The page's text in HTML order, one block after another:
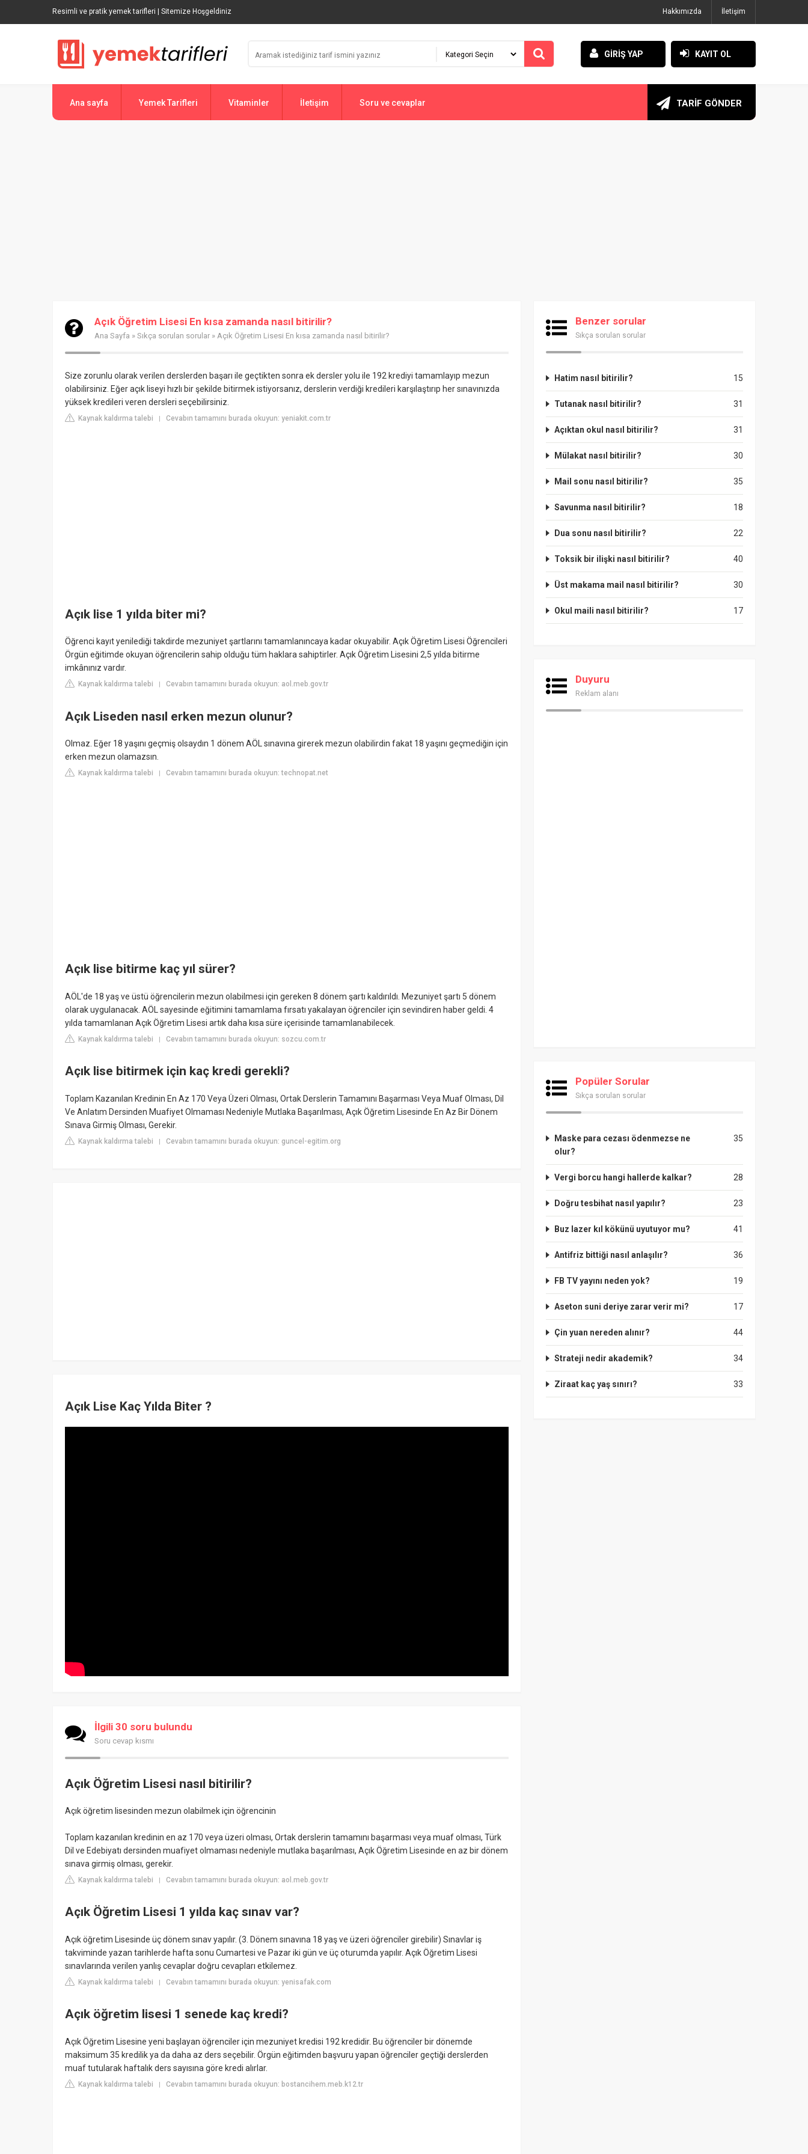
Resimli ve pratik yemek tarifleri | Sitemize Hoşgeldiniz Hakkımızda İletişim
GİRİŞ YAP KAYIT OL
Ana sayfa Yemek Tarifleri Vitaminler İletişim Soru ve cevaplar TARİF GÖNDER
Açık Öğretim Lisesi En kısa zamanda nasıl bitirilir?
Ana Sayfa » Sıkça sorulan sorular » Açık Öğretim Lisesi En kısa zamanda nasıl bitirilir?
Size zorunlu olarak verilen derslerden başarı ile geçtikten sonra ek dersler yolu ile 192 krediyi tamamlayıp mezun
olabilirsiniz. Eğer açık liseyi hızlı bir şekilde bitirmek istiyorsanız, derslerin verdiği kredileri karşılaştırıp her sınavınızda
yüksek kredileri veren dersleri seçebilirsiniz.
Kaynak kaldırma talebi | Cevabın tamamını burada okuyun: yeniakit.com.tr
Açık lise 1 yılda biter mi?
Öğrenci kayıt yenilediği takdirde mezuniyet şartlarını tamamlanıncaya kadar okuyabilir. Açık Öğretim Lisesi Öğrencileri
Örgün eğitimde okuyan öğrencilerin sahip olduğu tüm haklara sahiptirler. Açık Öğretim Lisesini 2,5 yılda bitirme
imkânınız vardır.
Kaynak kaldırma talebi Cevabın tamamını burada okuyun: aol.meb.gov.tr
Açık Liseden nasıl erken mezun olunur?
Olmaz. Eğer 18 yaşını geçmiş olsaydın 1 dönem AÖL sınavına girerek mezun olabilirdin fakat 18 yaşını geçmediğin için
erken mezun olamazsın.
Kaynak kaldırma talebi Cevabın tamamını burada okuyun: technopat.net
Açık lise bitirme kaç yıl sürer?
AÖL'de 18 yaş ve üstü öğrencilerin mezun olabilmesi için gereken 8 dönem şartı kaldırıldı. Mezuniyet şartı 5 dönem
olarak uygulanacak. AÖL sayesinde eğitimini tamamlama fırsatı yakalayan öğrenciler için sevindiren haber geldi. 4
yılda tamamlanan Açık Öğretim Lisesi artık daha kısa süre içerisinde tamamlanabilecek.
Kaynak kaldırma talebi | Cevabın tamamını burada okuyun: sozcu.com.tr
Açık lise bitirmek için kaç kredi gerekli?
Toplam Kazanılan Kredinin En Az 170 Veya Üzeri Olması, Ortak Derslerin Tamamını Başarması Veya Muaf Olması, Dil
Ve Anlatım Dersinden Muafiyet Olmaması Nedeniyle Mutlaka Başarılması, Açık Öğretim Lisesinde En Az Bir Dönem
Sınava Girmiş Olması, Gerekir.
Kaynak kaldırma talebi | Cevabın tamamını burada okuyun: guncel-egitim.org
Açık Lise Kaç Yılda Biter ?
İlgili 30 soru bulundu
Soru cevap kısmı
Açık Öğretim Lisesi nasıl bitirilir?
Açık öğretim lisesinden mezun olabilmek için öğrencinin
Toplam kazanılan kredinin en az 170 veya üzeri olması, Ortak derslerin tamamını başarması veya muaf olması, Türk
Dil ve Edebiyatı dersinden muafiyet olmaması nedeniyle mutlaka başarılması, Açık Öğretim Lisesinde en az bir dönem
sınava girmiş olması, gerekir.
Kaynak kaldırma talebi | Cevabın tamamını burada okuyun: aol.meb.gov.tr
Açık Öğretim Lisesi 1 yılda kaç sınav var?
Açık öğretim Lisesinde üç dönem sınav yapılır. (3. Dönem sınavına 18 yaş ve üzeri öğrenciler girebilir) Sınavlar iş
takviminde yazan tarihlerde hafta sonu Cumartesi ve Pazar iki gün ve üç oturumda yapılır. Açık Öğretim Lisesi
sınavlarında verilen yanlış cevaplar doğru cevapları etkilemez.
Kaynak kaldırma talebi | Cevabın tamamını burada okuyun: yenisafak.com
Açık öğretim lisesi 1 senede kaç kredi?
Açık Öğretim Lisesine yeni başlayan öğrenciler için mezuniyet kredisi 192 kredidir. Bu öğrenciler bir dönemde
maksimum 35 kredilik ya da daha az ders seçebilir. Örgün eğitimden başvuru yapan öğrenciler geçtiği derslerden
muaf tutularak haftalık ders sayısına göre kredi alırlar.
Kaynak kaldırma talebi | Cevabın tamamını burada okuyun: bostancihem.meb.k12.tr
Benzer sorular
Sıkça sorulan sorular
15
Hatim nasıl bitirilir?
31
Tutanak nasıl bitirilir?
31
Açıktan okul nasıl bitirilir?
30
Mülakat nasıl bitirilir?
35
Mail sonu nasıl bitirilir?
18
Savunma nasıl bitirilir?
22
Dua sonu nasıl bitirilir?
40
Toksik bir ilişki nasıl bitirilir?
30
Üst makama mail nasıl bitirilir?
17
Okul maili nasıl bitirilir?
Duyuru
Reklam alanı
Popüler Sorular
Sıkça sorulan sorular
35
Maske para cezası ödenmezse ne
olur?
28
Vergi borcu hangi hallerde kalkar?
23
Doğru tesbihat nasıl yapılır?
41
Buz lazer kıl kökünü uyutuyor mu?
36
Antifriz bittiği nasıl anlaşılır?
19
FB TV yayını neden yok?
17
Aseton suni deriye zarar verir mi?
44
Çin yuan nereden alınır?
34
Strateji nedir akademik?
33
Ziraat kaç yaş sınırı?